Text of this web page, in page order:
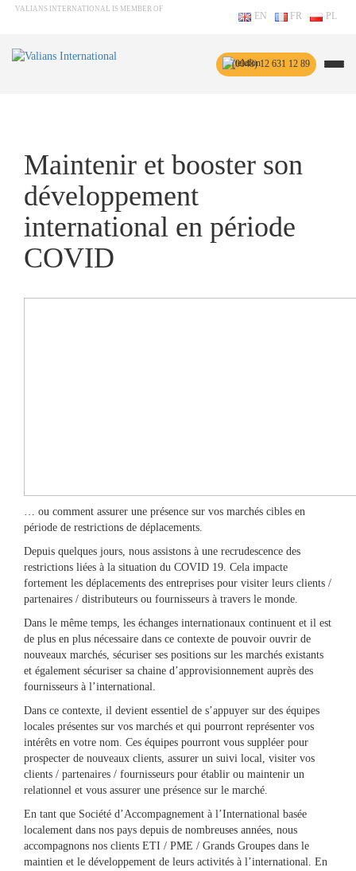
VALIANS INTERNATIONAL IS MEMBER OF
EN FR PL
(0048) 12 631 12 89
Maintenir et booster son
développement
international en période
COVID
… ou comment assurer une présence sur vos marchés cibles en
période de restrictions de déplacements.
Depuis quelques jours, nous assistons à une recrudescence des
restrictions liées à la situation du COVID 19. Cela impacte
fortement les déplacements des entreprises pour visiter leurs clients /
partenaires / distributeurs ou fournisseurs à travers le monde.
Dans le même temps, les échanges internationaux continuent et il est
de plus en plus nécessaire dans ce contexte de pouvoir ouvrir de
nouveaux marchés, sécuriser ses positions sur les marchés existants
et également sécuriser sa chaine d’approvisionnement auprès des
fournisseurs à l’international.
Dans ce contexte, il devient essentiel de s’appuyer sur des équipes
locales présentes sur vos marchés et qui pourront représenter vos
intérêts en votre nom. Ces équipes pourront vous suppléer pour
prospecter de nouveaux clients, assurer un suivi local, visiter vos
clients / partenaires / fournisseurs pour établir ou maintenir un
relationnel et vous assurer une présence sur le marché.
En tant que Société d’Accompagnement à l’International basée
localement dans nos pays depuis de nombreuses années, nous
accompagnons nos clients ETI / PME / Grands Groupes dans le
maintien et le développement de leurs activités à l’international. En